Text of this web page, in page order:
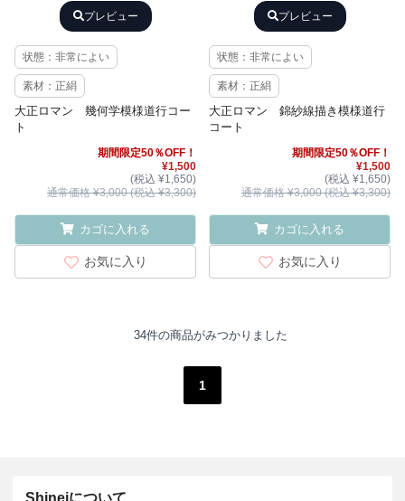
プレビュー
状態：非常によい
素材：正絹
大正ロマン 幾何学模様道行コー
ト
期間限定50％OFF！
¥1,500
(税込 ¥1,650)
通常価格 ¥3,000 (税込 ¥3,300)
カゴに入れる
お気に入り
プレビュー
状態：非常によい
素材：正絹
大正ロマン 錦紗線描き模様道行
コート
期間限定50％OFF！
¥1,500
(税込 ¥1,650)
通常価格 ¥3,000 (税込 ¥3,300)
カゴに入れる
お気に入り
34件の商品がみつかりました
1
Shineiについて